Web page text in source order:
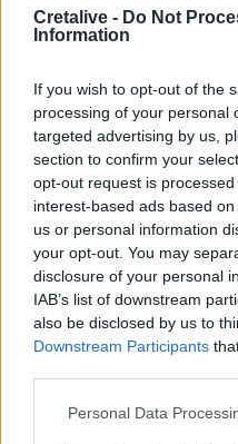
Cretalive - Do Not
Information
If you wish to opt-out of the
processing of your personal
targeted advertising by us,
section to confirm your
opt-out request is
interest-based ads based
us or personal information
your opt-out. You may
disclosure of your personal
IAB’s list of downstream
also be disclosed by us to
Downstream Participants
Personal Data
Συνελήφθη στη Γερμανία
12:25
Λακωνία: Θανατηφόρο
Με τα σκάφη τους έσωσαν
"ευχαριστώ" στους
πυρκαγιά του Αγίου
Και επίσημα το Ειδικό
Τουρισμό
12:17
Του έκλεψαν την αγελάδα